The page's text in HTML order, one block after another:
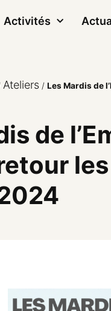
Activités
Ateliers /Les Mardis de
de